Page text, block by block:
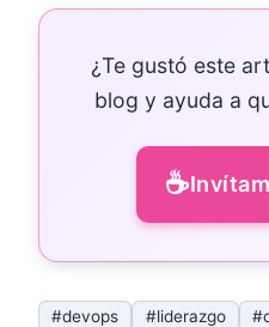
¿Te gustó este
blog y ayuda a
☕
#devops #liderazgo